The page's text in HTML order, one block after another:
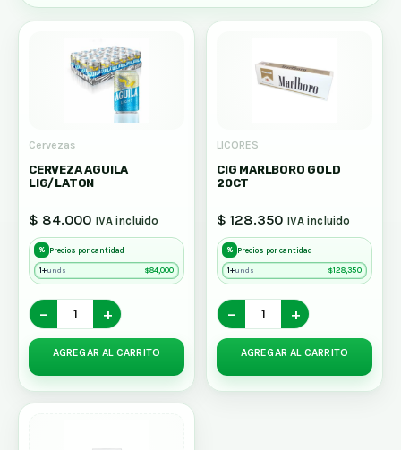
Cervezas
CERVEZA AGUILA
LIG/LATON
$ 84.000 IVA incluido
% Precios por cantidad
1+unds $84,000
− +
AGREGAR AL CARRITO
LICORES
CIG MARLBORO GOLD
20CT
$ 128.350 IVA incluido
% Precios por cantidad
1+unds $128,350
− +
AGREGAR AL CARRITO